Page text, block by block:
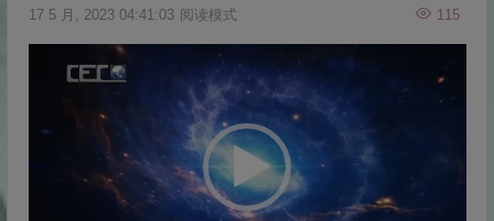
17 5 月, 2023 04:41:03 115
阅读模式